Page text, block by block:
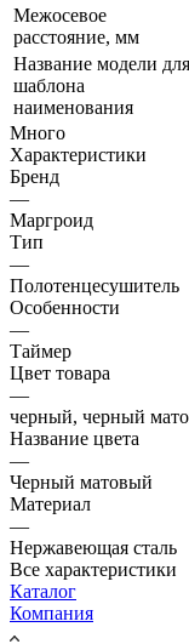
Межосевое
расстояние, мм
Название модели для
шаблона
наименования
Много
Характеристики
Бренд
—
Маргроид
Тип
—
Полотенцесушитель
Особенности
—
Таймер
Цвет товара
—
черный, черный
Название цвета
—
Черный матовый
Материал
—
Нержавеющая сталь
Все характеристики
Каталог
Компания